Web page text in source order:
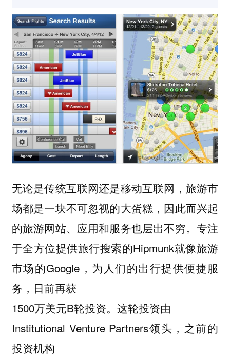
无论是传统互联网还是移动互联网，旅游市
场都是一块不可忽视的大蛋糕，因此而兴起
的旅游网站、应用和服务也层出不穷。专注
于全方位提供旅行搜索的Hipmunk就像旅游
市场的Google，为人们的出行提供便捷服
务，日前再获
1500万美元B轮投资。这轮投资由
Institutional Venture Partners领头，之前的
投资机构